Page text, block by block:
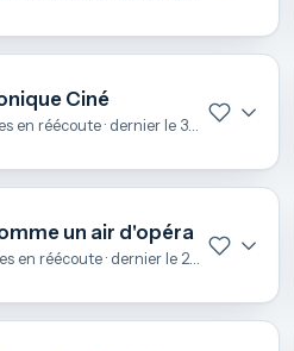
Ciné
un air d'opéra